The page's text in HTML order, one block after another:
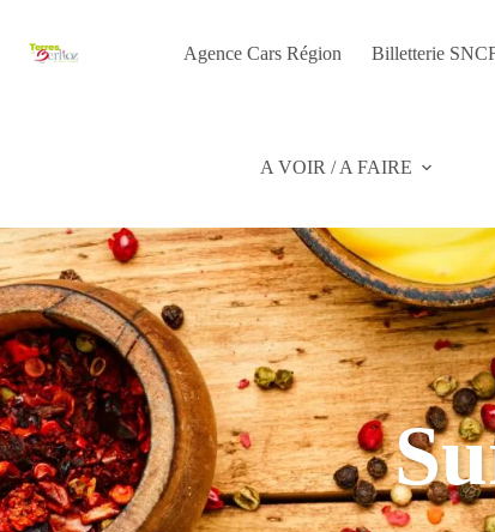
contenu
Agence Cars Région Billetterie
A VOIR / A FAIRE